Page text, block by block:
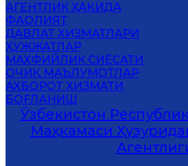
АГЕНТЛИК ҲАҚИДА
ФАОЛИЯТ
ДАВЛАТ ХИЗМАТЛАРИ
ҲУЖЖАТЛАР
MАХФИЙЛИК СИЁСАТИ
ОЧИҚ МАЪЛУМОТЛАР
АХБОРОТ ХИЗМАТИ
БОҒЛАНИШ
Ўзбекистон
Маҳкамаси